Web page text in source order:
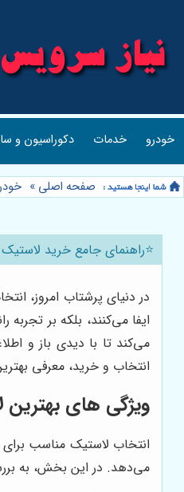
خودرو خدمات دکوراسیون و
صفحه اصلی »
⭐️راهنمای جامع خرید
در دنیای پرشتاب امروز،
ایفا می‌کنند، بلکه بر
می‌کند تا با دیدی باز و
انتخاب و خرید، معرفی
ویژگی های
انتخاب لاستیک مناسب
می‌دهد. در این بخش، به